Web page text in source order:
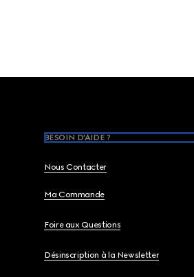
BESOIN D'AIDE ?
Nous Contacter
Ma Commande
Foire aux Questions
Désinscription à la Newsletter